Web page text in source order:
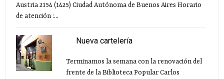
Austria 2154 (1425) Ciudad Autónoma de Buenos Aires Horario
de atención :...
Nueva cartelería
Terminamos la semana con la renovación del
frente de la Biblioteca Popular Carlos